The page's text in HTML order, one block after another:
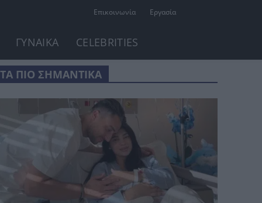
Επικοινωνία Εργασία
ΓΥΝΑΙΚΑ CELEBRITIES
ΤΑ ΠΙΟ ΣΗΜΑΝΤΙΚΑ